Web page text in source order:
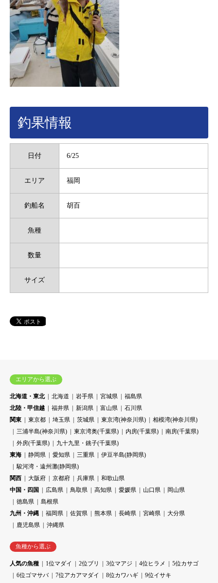
釣果情報
日付 6/25
エリア 福岡
釣船名 胡百
魚種
数量
サイズ
エリアから選ぶ
北海道・東北 北海道 岩手県 宮城県
福島県
北陸・甲信越
福井県 新潟県 富山県
石川県
関東
東京都 埼玉県 茨城県 東京湾(神奈川県)
相模湾(神奈川県)
三浦半島(神奈川県)
東京湾奥(千葉県) 内房(千葉県)
南房(千葉県)
外房(千葉県)
九十九里・銚子(千葉県)
東海
静岡県 愛知県 三重県
伊豆半島(静岡県)
駿河湾・遠州灘(静岡県)
関西
大阪府 京都府 兵庫県
和歌山県
中国・四国
広島県 鳥取県 高知県 愛媛県 山口県
岡山県
徳島県
島根県
九州・沖縄
福岡県 佐賀県 熊本県 長崎県 宮崎県
大分県
鹿児島県
沖縄県
魚種から選ぶ
人気の魚種 1位マダイ 2位ブリ 3位マアジ 4位ヒラメ
5位カサゴ
6位ゴマサバ
7位アカアマダイ 8位カワハギ
9位イサキ